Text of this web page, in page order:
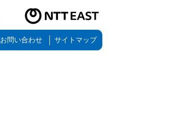
NTT東日本公式サイト（新しいタブで開きます）
お問い合わせ サイトマップ